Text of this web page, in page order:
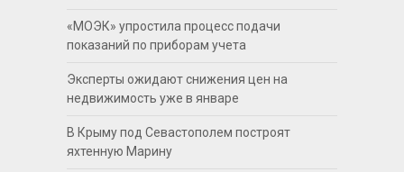
«МОЭК» упростила процесс подачи
показаний по приборам учета
Эксперты ожидают снижения цен на
недвижимость уже в январе
В Крыму под Севастополем построят
яхтенную Марину